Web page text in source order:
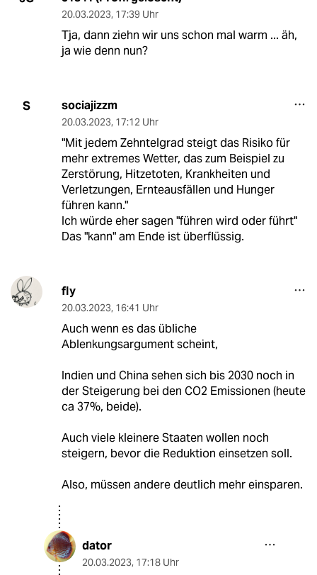
20.03.2023, 17:39 Uhr
Tja, dann ziehn wir uns schon mal warm ... äh,
ja wie denn nun?
S sociajizzm
20.03.2023, 17:12 Uhr
"Mit jedem Zehntelgrad steigt das Risiko für
mehr extremes Wetter, das zum Beispiel zu
Zerstörung, Hitzetoten, Krankheiten und
Verletzungen, Ernteausfällen und Hunger
führen kann."
Ich würde eher sagen "führen wird oder führt"
Das "kann" am Ende ist überflüssig.
fly
20.03.2023, 16:41 Uhr
Auch wenn es das übliche
Ablenkungsargument scheint,
Indien und China sehen sich bis 2030 noch in
der Steigerung bei den CO2 Emissionen (heute
ca 37%, beide).
Auch viele kleinere Staaten wollen noch
steigern, bevor die Reduktion einsetzen soll.
Also, müssen andere deutlich mehr einsparen.
dator
20.03.2023, 17:18 Uhr